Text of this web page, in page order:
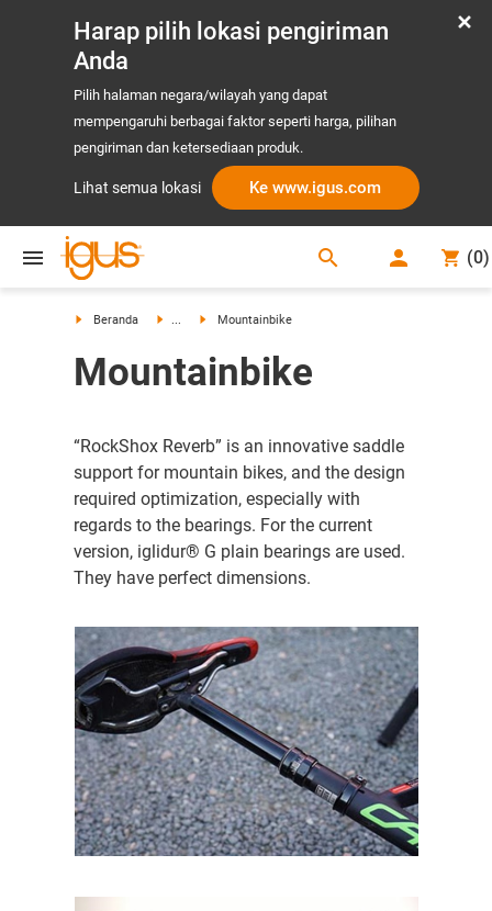
Harap pilih lokasi pengiriman
Anda
Pilih halaman negara/wilayah yang dapat
mempengaruhi berbagai faktor seperti harga, pilihan
pengiriman dan ketersediaan produk.
Lihat semua lokasi Ke www.igus.com
search (0)
Beranda ... Mountainbike
Mountainbike
“RockShox Reverb” is an innovative saddle
support for mountain bikes, and the design
required optimization, especially with
regards to the bearings. For the current
version, iglidur® G plain bearings are used.
They have perfect dimensions.